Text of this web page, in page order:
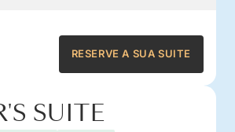
RESERVE A SUA SUITE
SUITE